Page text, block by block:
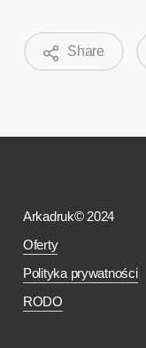
Share
Arkadruk© 2024
Oferty
Polityka prywatności
RODO